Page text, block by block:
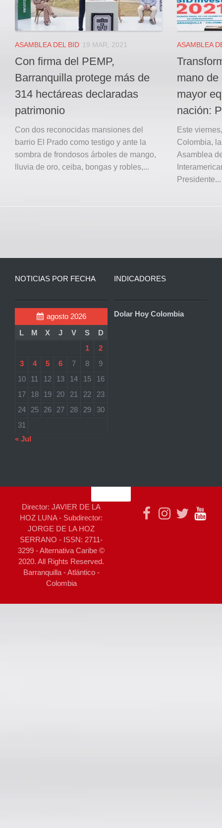
ASAMBLEA DEL BID 19 MAR, 2021
Con firma del PEMP,
Barranquilla protege más de
314 hectáreas declaradas
patrimonio
Con dos reconocidas mansiones del
barrio El Prado como testigo y ante la
sombra de frondosos árboles de mango,
lluvia de oro, ceiba, bongas y robles,...
ASAMBLEA
mano de
mayor
nación:
Este
Colombia,
Asamblea
Presidente...
NOTICIAS POR FECHA
agosto 2026
L
M X J V S
D
1
2
3
4 5 6 7 8
9
10
11 12 13 14 15
16
17
18 19 20 21 22
23
24
25 26 27 28 29
30
31
« Jul
INDICADORES
Dolar Hoy Colombia
Director: JAVIER DE LA
HOZ LUNA - Subdirector:
JORGE DE LA HOZ
SERRANO - ISSN: 2711-
3299 - Alternativa Caribe ©
2020. All Rights Reserved.
Barranquilla - Atlántico -
Colombia